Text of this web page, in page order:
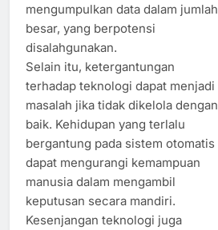
mengumpulkan data dalam jumlah
besar, yang berpotensi
disalahgunakan.
Selain itu, ketergantungan
terhadap teknologi dapat menjadi
masalah jika tidak dikelola dengan
baik. Kehidupan yang terlalu
bergantung pada sistem otomatis
dapat mengurangi kemampuan
manusia dalam mengambil
keputusan secara mandiri.
Kesenjangan teknologi juga